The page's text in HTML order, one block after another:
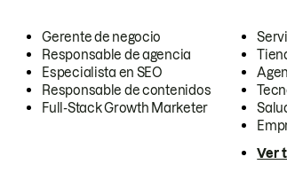
Gerente de negocio
Responsable de agencia
Especialista en SEO
Responsable de contenidos
Full-Stack Growth Marketer
Ver